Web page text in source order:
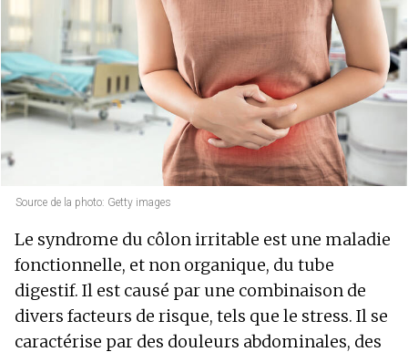
Source de la photo: Getty images
Le syndrome du côlon irritable est une maladie
fonctionnelle, et non organique, du tube
digestif. Il est causé par une combinaison de
divers facteurs de risque, tels que le stress. Il se
caractérise par des douleurs abdominales, des